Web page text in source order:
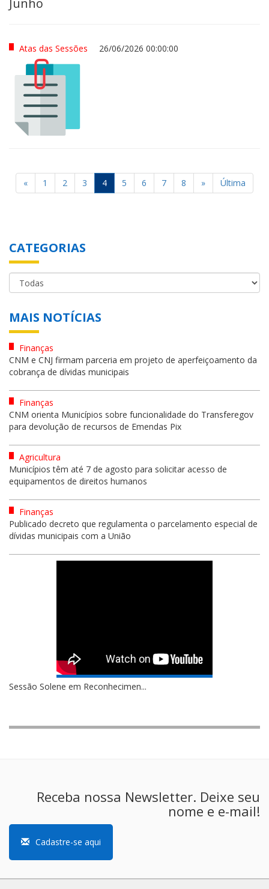
Junho
Atas das Sessões 26/06/2026 00:00:00
« 1 2 3 4 5 6 7 8 » Última
CATEGORIAS
MAIS NOTÍCIAS
Finanças
CNM e CNJ firmam parceria em projeto de aperfeiçoamento da
cobrança de dívidas municipais
Finanças
CNM orienta Municípios sobre funcionalidade do Transferegov
para devolução de recursos de Emendas Pix
Agricultura
Municípios têm até 7 de agosto para solicitar acesso de
equipamentos de direitos humanos
Finanças
Publicado decreto que regulamenta o parcelamento especial de
dívidas municipais com a União
Sessão Solene em Reconhecimen...
Receba nossa Newsletter. Deixe seu
nome e e-mail!
Cadastre-se aqui